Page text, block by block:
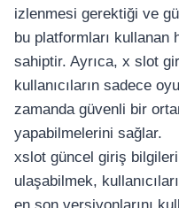
izlenmesi gerektiği ve
bu platformları
sahiptir. Ayrıca, x slot
kullanıcıların sadece
zamanda güvenli bir
yapabilmelerini sağlar.
xslot güncel giriş
ulaşabilmek,